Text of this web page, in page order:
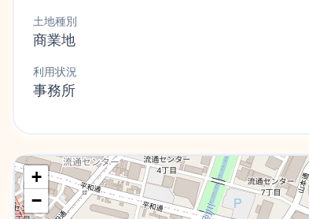
土地種別
商業地
利用状況
事務所
+
−